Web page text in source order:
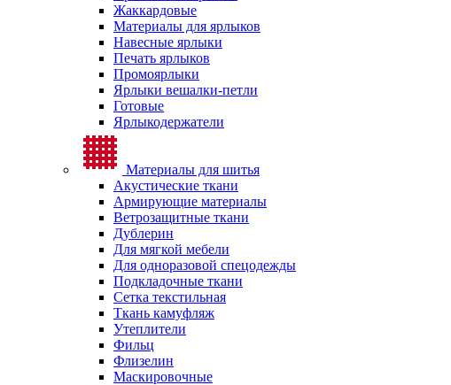
Жаккардовые
Материалы для ярлыков
Навесные ярлыки
Печать ярлыков
Промоярлыки
Ярлыки вешалки-петли
Готовые
Ярлыкодержатели
Материалы для шитья
Акустические ткани
Армирующие материалы
Ветрозащитные ткани
Дублерин
Для мягкой мебели
Для одноразовой спецодежды
Подкладочные ткани
Сетка текстильная
Ткань камуфляж
Утеплители
Фильц
Флизелин
Маскировочные